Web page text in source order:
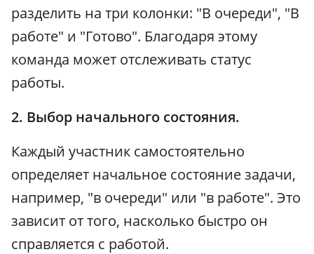
разделить на три колонки: "В очереди", "В
работе" и "Готово". Благодаря этому
команда может отслеживать статус
работы.
2. Выбор начального состояния.
Каждый участник самостоятельно
определяет начальное состояние задачи,
например, "в очереди" или "в работе". Это
зависит от того, насколько быстро он
справляется с работой.